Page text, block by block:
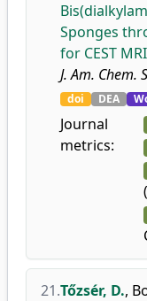
Sponges
for CEST
J. Am. Chem.
doi DEA
Journal
metrics:
21.Tőzsér, D.,